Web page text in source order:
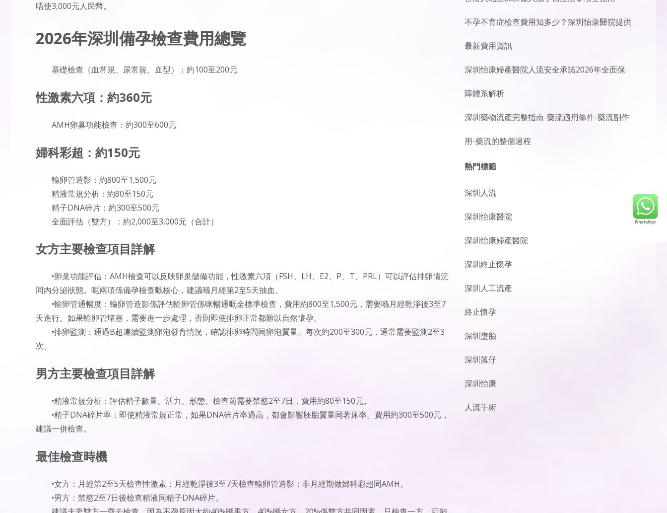
唔使3,000元人民幣。
2026年深圳備孕檢查費用總覽
基礎檢查（血常規、尿常規、血型）：約100至200元
性激素六項：約360元
AMH卵巢功能檢查：約300至600元
婦科彩超：約150元
輸卵管造影：約800至1,500元
精液常規分析：約80至150元
精子DNA碎片：約300至500元
全面評估（雙方）：約2,000至3,000元（合計）
女方主要檢查項目詳解
•卵巢功能評估：AMH檢查可以反映卵巢儲備功能，性激素六項（FSH、LH、E2、P、T、PRL）可以評估排卵情況
同內分泌狀態。呢兩項係備孕檢查嘅核心，建議喺月經第2至5天抽血。
•輸卵管通暢度：輸卵管造影係評估輸卵管係咪暢通嘅金標準檢查，費用約800至1,500元，需要喺月經乾淨後3至7
天進行。如果輸卵管堵塞，需要進一步處理，否則即使排卵正常都難以自然懷孕。
•排卵監測：通過B超連續監測卵泡發育情況，確認排卵時間同卵泡質量。每次約200至300元，通常需要監測2至3
次。
男方主要檢查項目詳解
•精液常規分析：評估精子數量、活力、形態。檢查前需要禁慾2至7日，費用約80至150元。
•精子DNA碎片率：即使精液常規正常，如果DNA碎片率過高，都會影響胚胎質量同著床率。費用約300至500元，
建議一併檢查。
最佳檢查時機
•女方：月經第2至5天檢查性激素；月經乾淨後3至7天檢查輸卵管造影；非月經期做婦科彩超同AMH。
•男方：禁慾2至7日後檢查精液同精子DNA碎片。
不孕不育症檢查費用知多少？深圳怡康醫院提供
最新費用資訊
深圳怡康婦產醫院人流安全承諾2026年全面保
障體系解析
深圳藥物流產完整指南-藥流適用條件-藥流副作
用-藥流的整個過程
熱門標籤
深圳人流
深圳怡康醫院
深圳怡康婦產醫院
深圳終止懷孕
深圳人工流產
終止懷孕
深圳墮胎
深圳落仔
深圳怡康
人流手術